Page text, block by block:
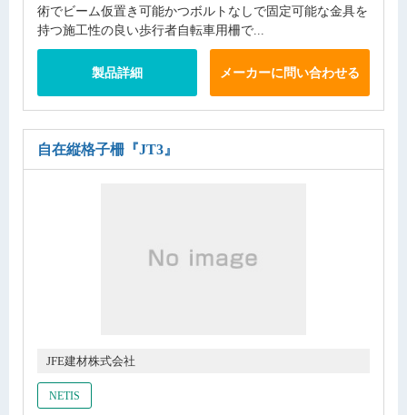
術でビーム仮置き可能かつボルトなしで固定可能な金具を
持つ施工性の良い歩行者自転車用柵で...
製品詳細 メーカーに問い合わせる
自在縦格子柵 『JT3』
JFE建材株式会社
NETIS